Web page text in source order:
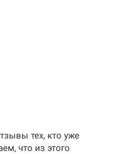
тех, кто уже
что из этого